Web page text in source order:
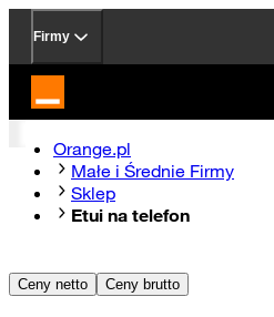
Firmy
Strona główna Orange.pl
Orange.pl
Małe i Średnie Firmy
Sklep
Etui na telefon
Ceny netto Ceny brutto